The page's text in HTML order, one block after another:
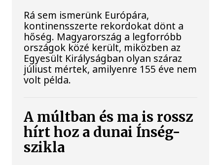
Rá sem ismerünk Európára,
kontinensszerte rekordokat dönt a
hőség. Magyarország a legforróbb
országok közé került, miközben az
Egyesült Királyságban olyan száraz
júliust mértek, amilyenre 155 éve nem
volt példa.
A múltban és ma is rossz
hírt hoz a dunai Ínség-
szikla